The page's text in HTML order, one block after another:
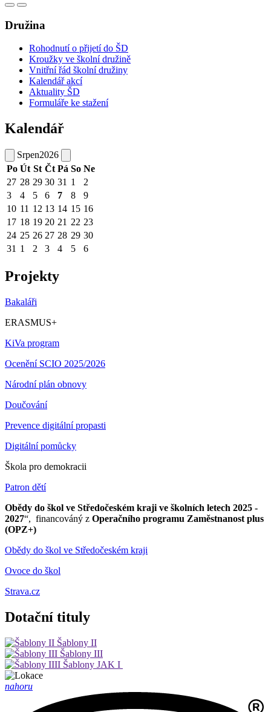
Družina
Rohodnutí o přijetí do ŠD
Kroužky ve školní družině
Vnitřní řád školní družiny
Kalendář akcí
Aktuality ŠD
Formuláře ke stažení
Kalendář
Srpen2026
Po Út St Čt Pá So Ne
27 28 29 30 31 1
2
3
4 5 6 7 8
9
10 11 12 13 14 15 16
17 18 19 20 21 22 23
24 25 26 27 28 29 30
31 1 2 3 4 5 6
Projekty
Bakaláři
ERASMUS+
KiVa program
Ocenění SCIO 2025/2026
Národní plán obnovy
Doučování
Prevence digitální propasti
Digitální pomůcky
Škola pro demokracii
Patron dětí
Obědy do škol ve Středočeském kraji ve školních letech 2025 -
2027“, financováný z Operačního programu Zaměstnanost plus
(OPZ+)
Obědy do škol ve Středočeském kraji
Ovoce do škol
Strava.cz
Dotační tituly
Šablony II
Šablony III
Šablony JAK I
nahoru